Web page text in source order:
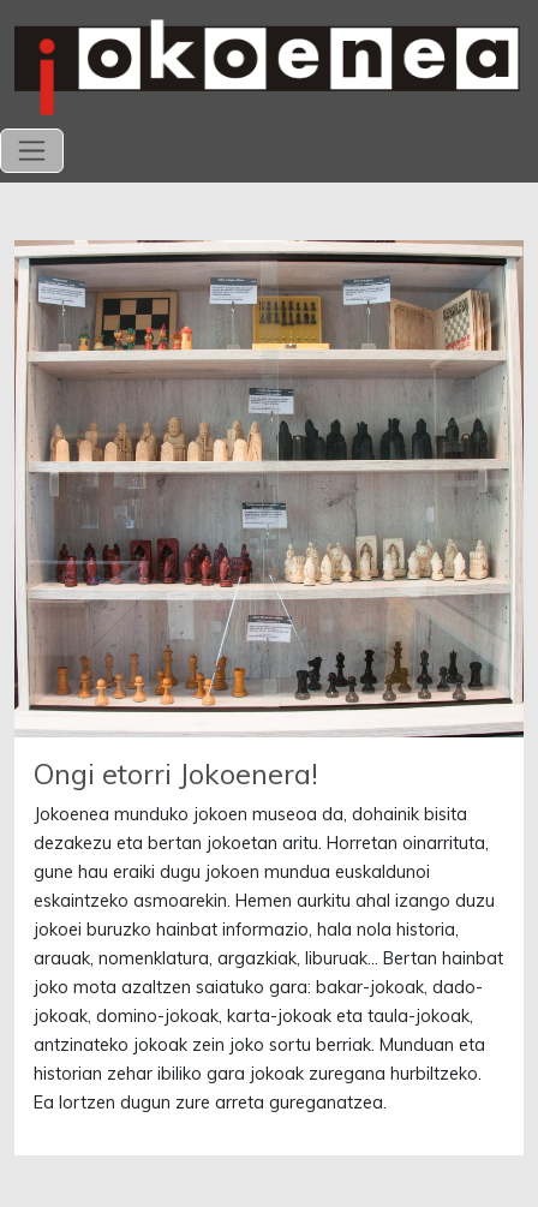
Ongi etorri Jokoenera!
Jokoenea munduko jokoen museoa da, dohainik bisita
dezakezu eta bertan jokoetan aritu. Horretan oinarrituta,
gune hau eraiki dugu jokoen mundua euskaldunoi
eskaintzeko asmoarekin. Hemen aurkitu ahal izango duzu
jokoei buruzko hainbat informazio, hala nola historia,
arauak, nomenklatura, argazkiak, liburuak… Bertan hainbat
joko mota azaltzen saiatuko gara: bakar-jokoak, dado-
jokoak, domino-jokoak, karta-jokoak eta taula-jokoak,
antzinateko jokoak zein joko sortu berriak. Munduan eta
historian zehar ibiliko gara jokoak zuregana hurbiltzeko.
Ea lortzen dugun zure arreta gureganatzea.